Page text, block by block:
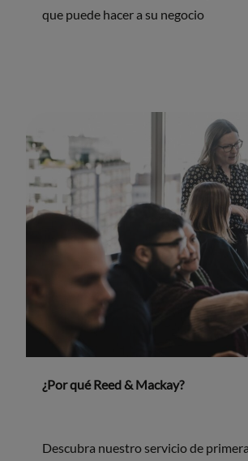
que puede hacer a su negocio
¿Por qué Reed & Mackay?
Descubra nuestro servicio de